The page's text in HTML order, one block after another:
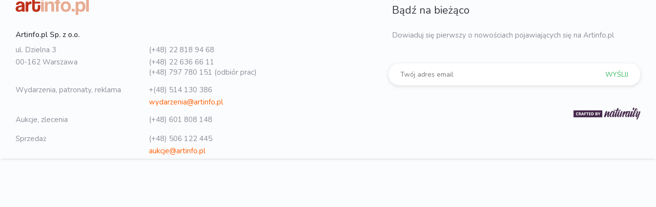
Artinfo.pl Sp. z o.o.
ul. Dzielna 3
00-162 Warszawa
(+48) 22 818 94 68
(+48) 22 636 66 11
(+48) 797 780 151 (odbiór prac)
Wydarzenia, patronaty, reklama
+(48) 514 130 386
wydarzenia@artinfo.pl
Aukcje, zlecenia
(+48) 601 808 148
Sprzedaż
(+48) 506 122 445
aukcje@artinfo.pl
Bądź na bieżąco
Dowiaduj się pierwszy o nowościach pojawiających się na Artinfo.pl
WYŚLIJ